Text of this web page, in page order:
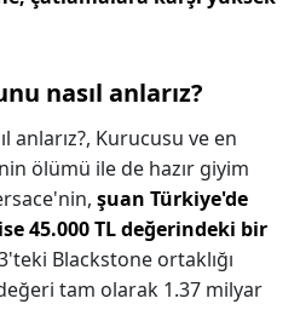
nasıl anlarız?
anlarız?, Kurucusu ve en
ölümü ile de hazır giyim
şuan Türkiye'de
45.000 TL değerindeki bir
Blackstone ortaklığı
tam olarak 1.37 milyar